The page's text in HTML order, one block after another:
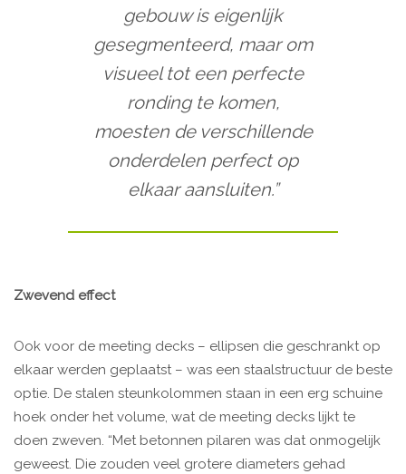
gebouw is eigenlijk
gesegmenteerd, maar om
visueel tot een perfecte
ronding te komen,
moesten de verschillende
onderdelen perfect op
elkaar aansluiten.”
Zwevend effect
Ook voor de meeting decks – ellipsen die geschrankt op
elkaar werden geplaatst – was een staalstructuur de beste
optie. De stalen steunkolommen staan in een erg schuine
hoek onder het volume, wat de meeting decks lijkt te
doen zweven. “Met betonnen pilaren was dat onmogelijk
geweest. Die zouden veel grotere diameters gehad